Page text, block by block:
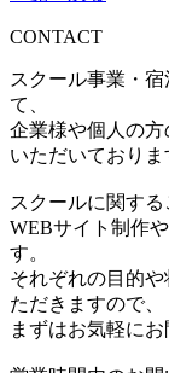
CONTACT
スクール事業・
て、
企業様や個人の
いただいておりま
スクールに関する
WEBサイト制作
す。
それぞれの目的
ただきますので、
まずはお気軽にお